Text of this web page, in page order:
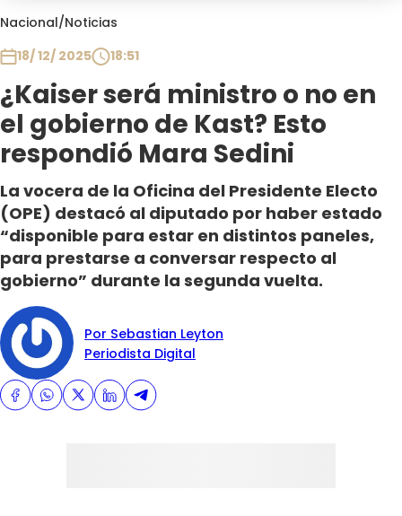
Nacional/Noticias
18/ 12/ 2025
18:51
¿Kaiser será ministro o no en
el gobierno de Kast? Esto
respondió Mara Sedini
La vocera de la Oficina del Presidente Electo
(OPE) destacó al diputado por haber estado
“disponible para estar en distintos paneles,
para prestarse a conversar respecto al
gobierno” durante la segunda vuelta.
Por Sebastian Leyton
Periodista Digital
Club De La Comedia
Plan Perfecto
El Tiempo
Sabingo
Todos Los Programas